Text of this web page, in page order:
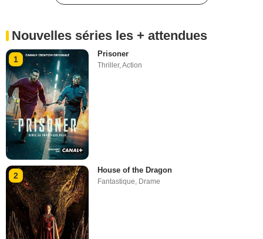
Nouvelles séries les + attendues
1
Prisoner
Thriller,Action
2
House of the Dragon
Fantastique, Drame